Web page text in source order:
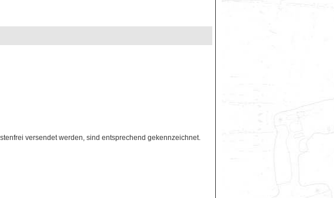
versendet werden, sind entsprechend gekennzeichnet.